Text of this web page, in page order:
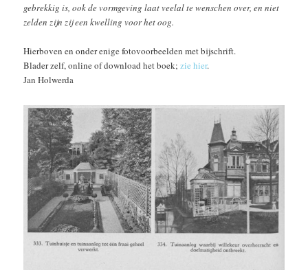
gebrekkig is, ook de vormgeving laat veelal te wenschen over, en niet
zelden zijn zij een kwelling voor het oog.
Hierboven en onder enige fotovoorbeelden met bijschrift.
Blader zelf, online of download het boek;zie hier.
Jan Holwerda